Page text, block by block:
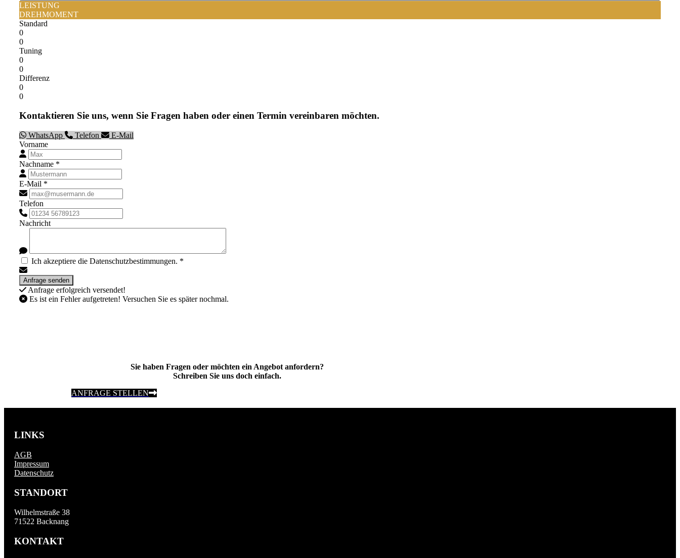
LEISTUNG
DREHMOMENT
Standard
0
0
Tuning
0
0
Differenz
0
0
Kontaktieren Sie uns, wenn Sie Fragen haben oder einen Termin vereinbaren möchten.
WhatsApp Telefon
E-Mail
Vorname
Nachname *
E-Mail *
Telefon
Nachricht
Ich akzeptiere die Datenschutzbestimmungen. *
Anfrage erfolgreich versendet!
Es ist ein Fehler aufgetreten! Versuchen Sie es später nochmal.
Sie haben Fragen oder möchten ein Angebot anfordern?
Schreiben Sie uns doch einfach.
ANFRAGE STELLEN
LINKS
AGB
Impressum
Datenschutz
STANDORT
Wilhelmstraße 38
71522 Backnang
KONTAKT